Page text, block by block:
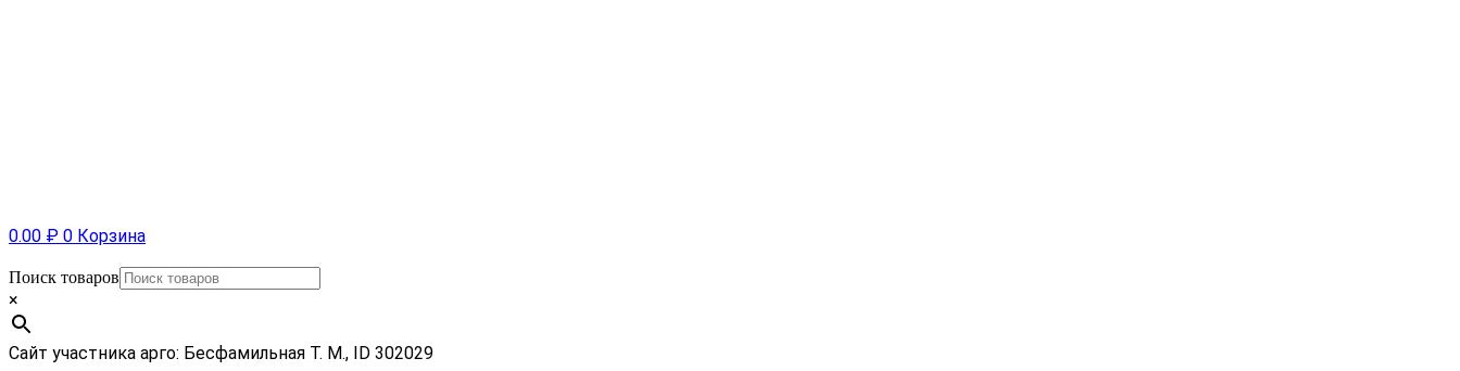
0.00 ₽ 0 Корзина
Поиск товаров
×
Сайт участника арго: Бесфамильная Т. М., ID 302029